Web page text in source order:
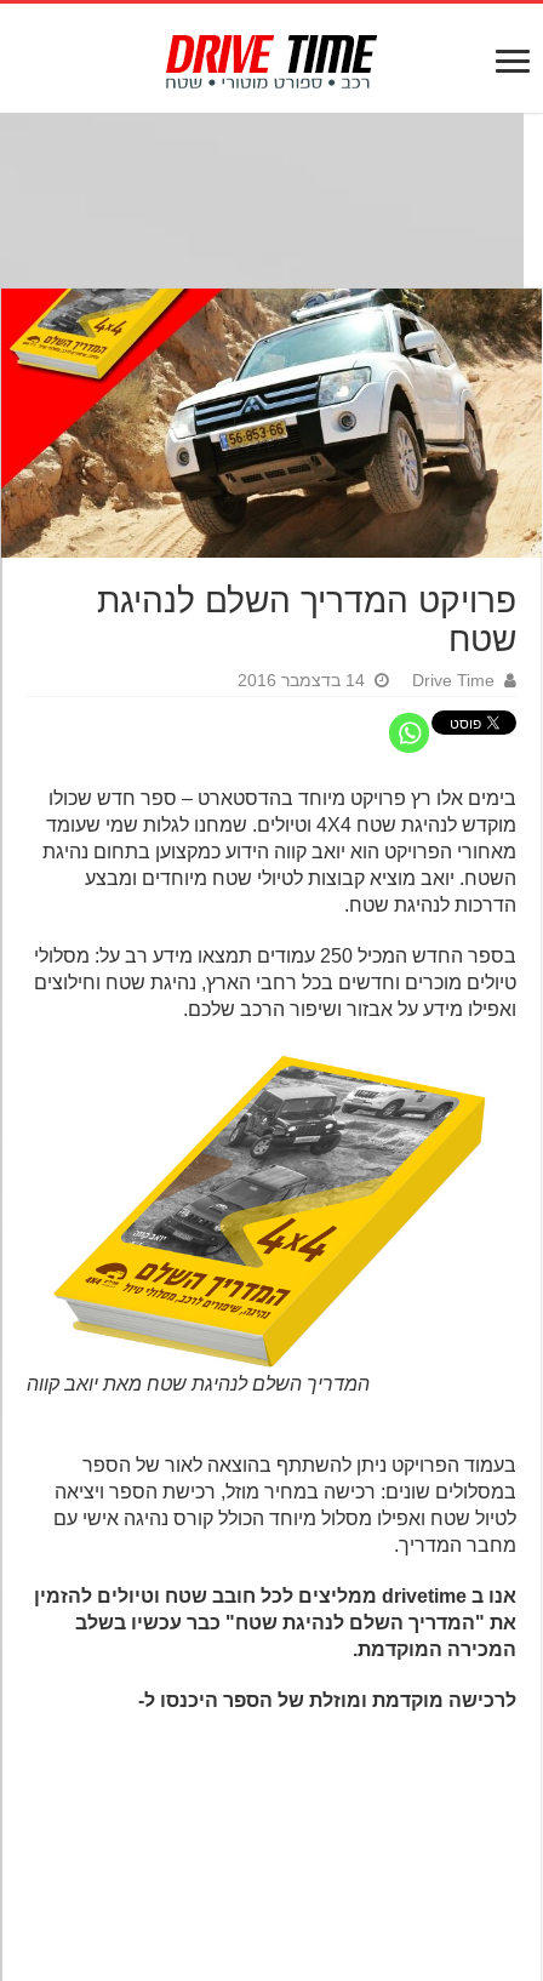
פרויקט המדריך השלם לנהיגת
שטח
Drive Time 14 בדצמבר 2016
בימים אלו רץ פרויקט מיוחד בהדסטארט – ספר חדש שכולו
מוקדש לנהיגת שטח 4X4 וטיולים. שמחנו לגלות שמי שעומד
מאחורי הפרויקט הוא יואב קווה הידוע כמקצוען בתחום נהיגת
השטח. יואב מוציא קבוצות לטיולי שטח מיוחדים ומבצע
הדרכות לנהיגת שטח.
בספר החדש המכיל 250 עמודים תמצאו מידע רב על: מסלולי
טיולים מוכרים וחדשים בכל רחבי הארץ, נהיגת שטח וחילוצים
ואפילו מידע על אבזור ושיפור הרכב שלכם.
המדריך השלם לנהיגת שטח מאת יואב קווה
בעמוד הפרויקט ניתן להשתתף בהוצאה לאור של הספר
במסלולים שונים: רכישה במחיר מוזל, רכישת הספר ויציאה
לטיול שטח ואפילו מסלול מיוחד הכולל קורס נהיגה אישי עם
מחבר המדריך.
אנו ב drivetime ממליצים לכל חובב שטח וטיולים להזמין
את "המדריך השלם לנהיגת שטח" כבר עכשיו בשלב
המכירה המוקדמת.
לרכישה מוקדמת ומוזלת של הספר היכנסו ל-